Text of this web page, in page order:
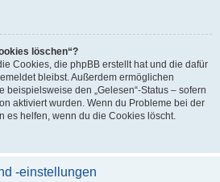
löschen“?
Cookies, die phpBB erstellt hat und die dafür
bleibst. Außerdem ermöglichen
den „Gelesen“-Status – sofern
aktiviert wurden. Wenn du Probleme bei der
es helfen, wenn du die Cookies löscht.
-einstellungen